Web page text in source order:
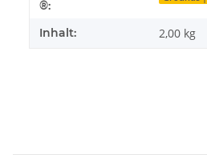
®:
Inhalt: 2,00 kg